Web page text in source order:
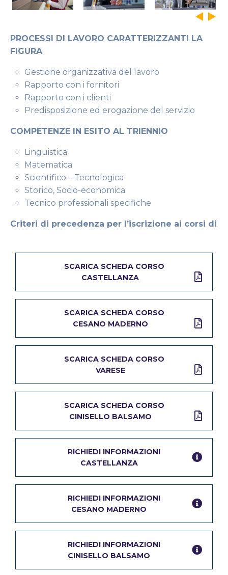
PROCESSI DI LAVORO CARATTERIZZANTI LA
FIGURA
Gestione organizzativa del lavoro
Rapporto con i fornitori
Rapporto con i clienti
Predisposizione ed erogazione del servizio
COMPETENZE IN ESITO AL TRIENNIO
Linguistica
Matematica
Scientifico – Tecnologica
Storico, Socio-economica
Tecnico professionali specifiche
Criteri di precedenza per l’iscrizione ai corsi di
SCARICA IL PDFSCARICA SCHEDA CORSO
CASTELLANZA
SCARICA SCHEDA CORSO
CESANO MADERNO
SCARICA SCHEDA CORSO
VARESE
SCARICA SCHEDA CORSO
CINISELLO BALSAMO
RICHIEDI INFORMAZIONI
CASTELLANZA
RICHIEDI INFORMAZIONI
CESANO MADERNO
RICHIEDI INFORMAZIONI
CINISELLO BALSAMO